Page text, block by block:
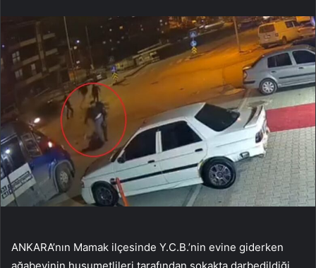
ANKARA’nın Mamak ilçesinde Y.C.B.’nin evine giderken